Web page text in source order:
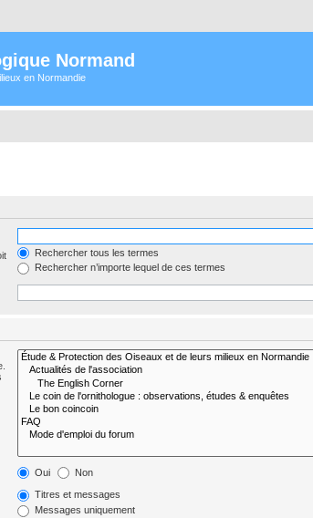
Normand
en Normandie
Rechercher tous les termes
Rechercher n’importe lequel de ces termes
Oui Non
Titres et messages
Messages uniquement